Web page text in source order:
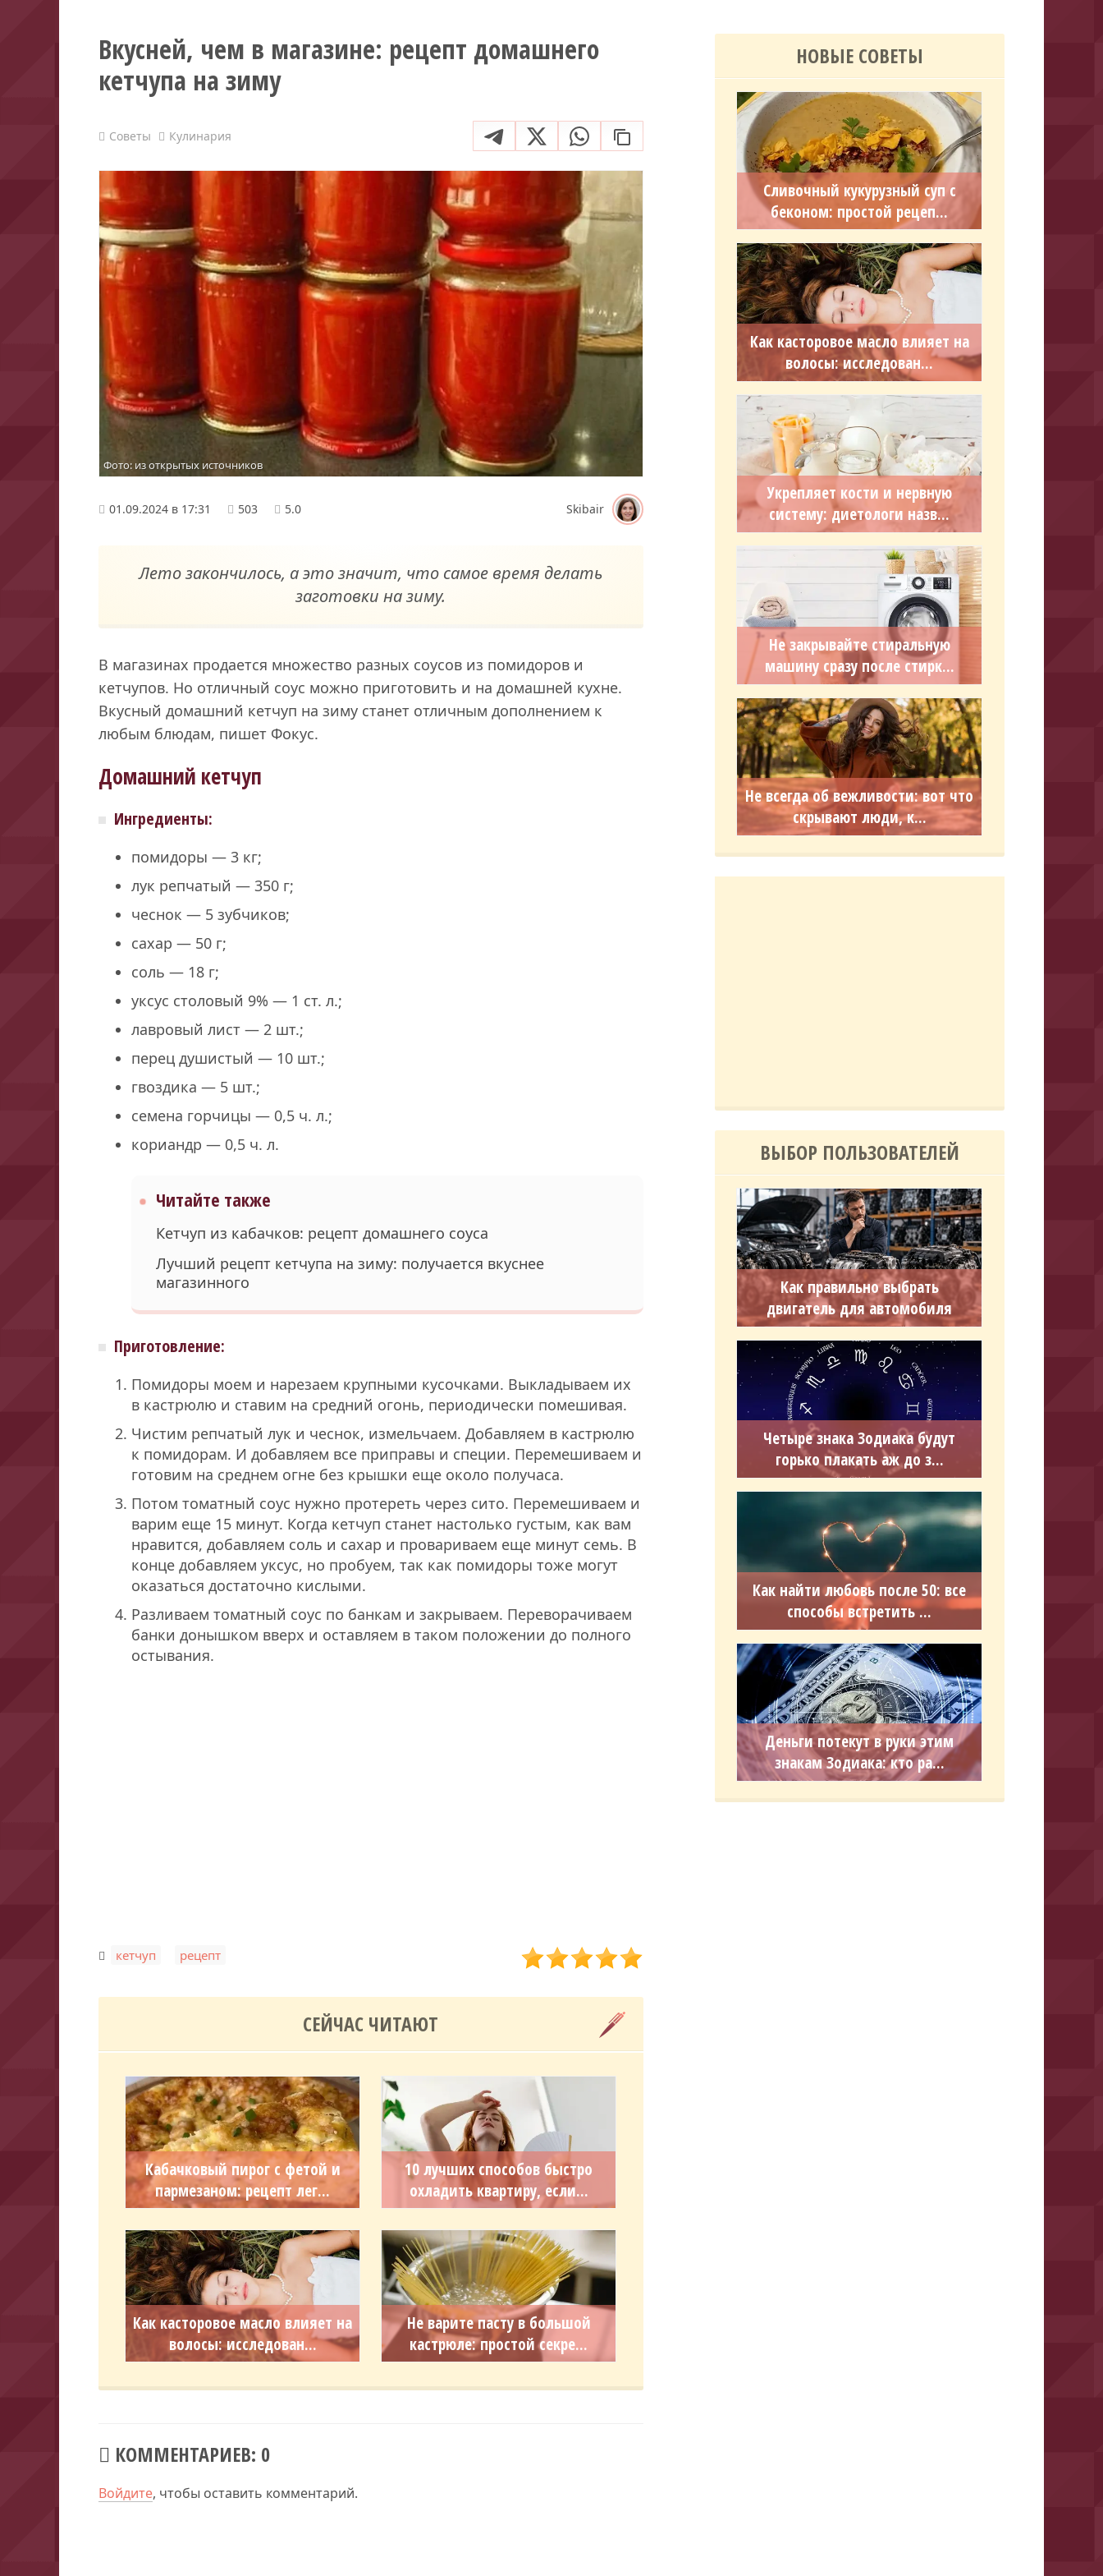
Вкусней, чем в магазине: рецепт домашнего
кетчупа на зиму
Советы Кулинария
Фото: из открытых источников
01.09.2024 в 17:31 503 5.0 Skibair
Лето закончилось, а это значит, что самое время делать
заготовки на зиму.
В магазинах продается множество разных соусов из помидоров и
кетчупов. Но отличный соус можно приготовить и на домашней кухне.
Вкусный домашний кетчуп на зиму станет отличным дополнением к
любым блюдам, пишет Фокус.
Домашний кетчуп
Ингредиенты:
помидоры — 3 кг;
лук репчатый — 350 г;
чеснок — 5 зубчиков;
сахар — 50 г;
соль — 18 г;
уксус столовый 9% — 1 ст. л.;
лавровый лист — 2 шт.;
перец душистый — 10 шт.;
гвоздика — 5 шт.;
семена горчицы — 0,5 ч. л.;
кориандр — 0,5 ч. л.
Читайте также
Кетчуп из кабачков: рецепт домашнего соуса
Лучший рецепт кетчупа на зиму: получается вкуснее
магазинного
Приготовление:
Помидоры моем и нарезаем крупными кусочками. Выкладываем их
в кастрюлю и ставим на средний огонь, периодически помешивая.
Чистим репчатый лук и чеснок, измельчаем. Добавляем в кастрюлю
к помидорам. И добавляем все приправы и специи. Перемешиваем и
готовим на среднем огне без крышки еще около получаса.
Потом томатный соус нужно протереть через сито. Перемешиваем и
варим еще 15 минут. Когда кетчуп станет настолько густым, как вам
нравится, добавляем соль и сахар и провариваем еще минут семь. В
конце добавляем уксус, но пробуем, так как помидоры тоже могут
оказаться достаточно кислыми.
Разливаем томатный соус по банкам и закрываем. Переворачиваем
банки донышком вверх и оставляем в таком положении до полного
остывания.
кетчуп рецепт
СЕЙЧАС ЧИТАЮТ
Кабачковый пирог с фетой и
пармезаном: рецепт лег...
10 лучших способов быстро
охладить квартиру, если...
Как касторовое масло влияет на
волосы: исследован...
Не варите пасту в большой
кастрюле: простой секре...
КОММЕНТАРИЕВ: 0
Войдите, чтобы оставить комментарий.
НОВЫЕ СОВЕТЫ
Сливочный кукурузный суп с
беконом: простой рецеп...
Как касторовое масло влияет на
волосы: исследован...
Укрепляет кости и нервную
систему: диетологи назв...
Не закрывайте стиральную
машину сразу после стирк...
Не всегда об вежливости: вот что
скрывают люди, к...
ВЫБОР ПОЛЬЗОВАТЕЛЕЙ
Как правильно выбрать
двигатель для автомобиля
Четыре знака Зодиака будут
горько плакать аж до з...
Как найти любовь после 50: все
способы встретить ...
Деньги потекут в руки этим
знакам Зодиака: кто ра...